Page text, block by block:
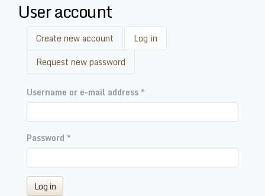
User account
Primary
tabs
Create new account Log in
tab)
Request new password
Username or e-mail address *
Password *
Log in